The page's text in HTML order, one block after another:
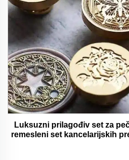
Luksuzni prilagođiv set za
remesleni set kancelarijskih